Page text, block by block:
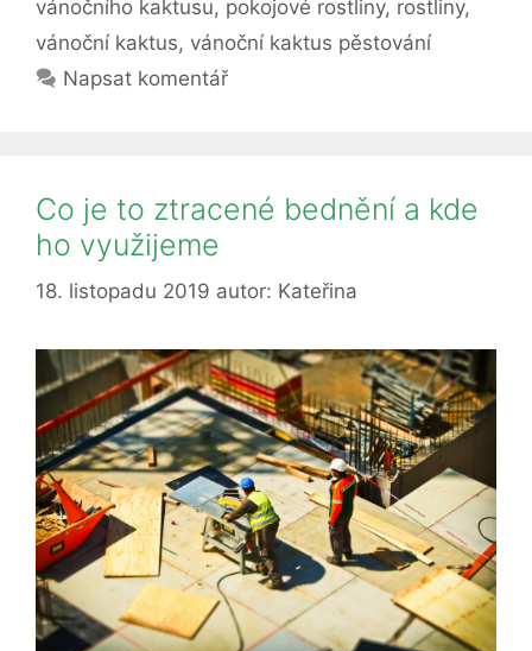
vánočního kaktusu, pokojové rostliny, rostliny,
vánoční kaktus, vánoční kaktus pěstování
Napsat komentář
Co je to ztracené bednění a kde
ho využijeme
18. listopadu 2019 autor: Kateřina